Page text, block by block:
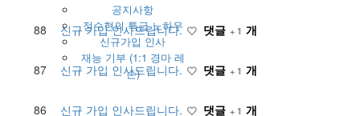
공지사항
정수현의 특급 노하우
신규가입 인사
재능 기부 (1:1 경마 레
슨)
88 신규 가입 인사드립니다. 댓글 + 1 개
87 신규 가입 인사드립니다. 댓글 + 1 개
86 신규 가입 인사드립니다. 댓글 + 1 개